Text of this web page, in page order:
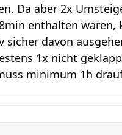
Da aber 2x
enthalten waren,
sicher davon
1x nicht
minimum 1h